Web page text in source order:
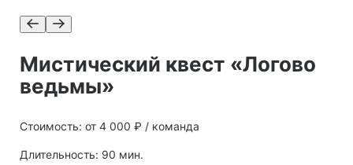
Мистический квест «Логово
ведьмы»
Стоимость: от 4 000 ₽ / команда
Длительность: 90 мин.